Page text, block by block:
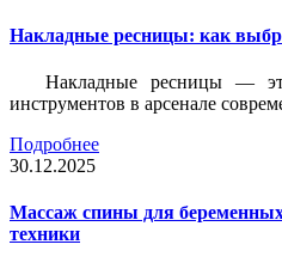
Накладные ресницы: как
Накладные ресницы —
инструментов в арсенале
Подробнее
30.12.2025
Массаж спины для
техники